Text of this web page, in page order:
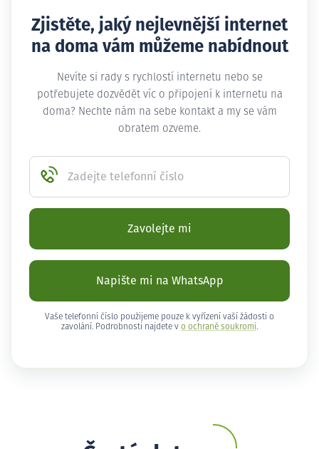
Zjistěte, jaký nejlevnější internet
na doma vám můžeme nabídnout
Nevíte si rady s rychlostí internetu nebo se
potřebujete dozvědět víc o připojení k internetu na
doma? Nechte nám na sebe kontakt a my se vám
obratem ozveme.
Zadejte telefonní číslo
Zavolejte mi
Napište mi na WhatsApp
Vaše telefonní číslo použijeme pouze k vyřízení vaší žádosti o
zavolání. Podrobnosti najdete v o ochraně soukromí .